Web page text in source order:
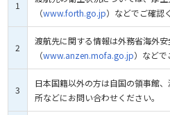
1
（www.forth.go.jp）などでご確認
2
渡航先に関する情報は外務省海外
（www.anzen.mofa.go.jp）などで
3
日本国籍以外の方は自国の領事館
所などにお問い合わせください。